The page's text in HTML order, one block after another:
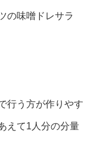
味噌ドレサラ
行う方が作りやす
えて1人分の分量